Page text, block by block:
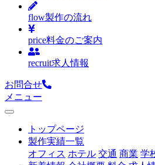
flow製作の流れ
price料金のご案内
recruit求人情報
お問合せ
メニュー
トップページ
製作実績一覧
オフィス ホテル 交通 商業 学